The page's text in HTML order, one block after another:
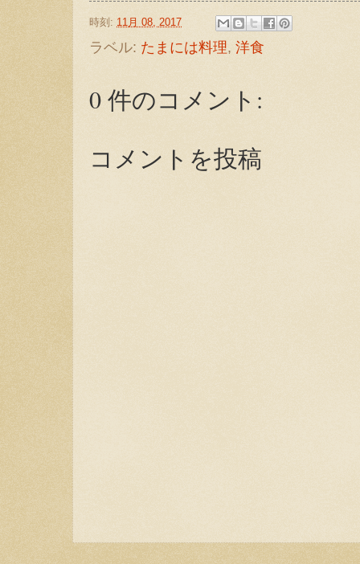
時刻: 11月 08, 2017
ラベル: たまには料理, 洋食
0 件のコメント:
コメントを投稿